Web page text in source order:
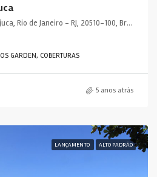
Rua Carvalho Alvim, 211 - Tijuca, Rio de Janeiro - RJ, 20510-100, Brasil
GARDEN, COBERTURAS
5 anos atrás
LANÇAMENTO ALTO PADRÃO